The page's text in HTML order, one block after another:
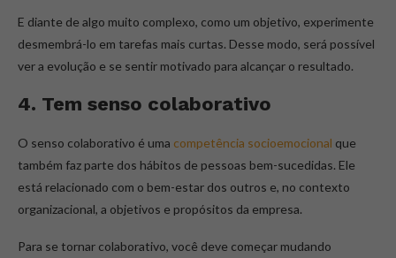
E diante de algo muito complexo, como um objetivo, experimente
desmembrá-lo em tarefas mais curtas. Desse modo, será possível
ver a evolução e se sentir motivado para alcançar o resultado.
4. Tem senso colaborativo
O senso colaborativo é uma competência socioemocional que
também faz parte dos hábitos de pessoas bem-sucedidas. Ele
está relacionado com o bem-estar dos outros e, no contexto
organizacional, a objetivos e propósitos da empresa.
Para se tornar colaborativo, você deve começar mudando